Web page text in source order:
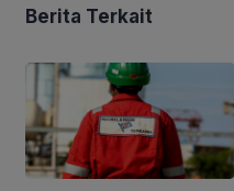
Berita Terkait